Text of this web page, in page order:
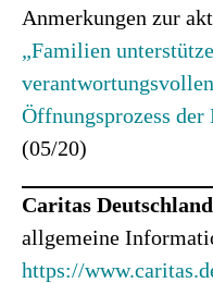
Anmerkungen zur
„Familien
Öffnungsprozess der
(05/20)
Caritas Deutschland
allgemeine
https://